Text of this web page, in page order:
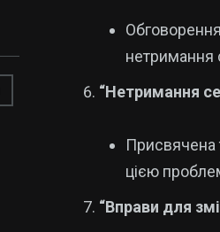
нетримання
“Нетримання
Присвячена
цією
“Вправи для